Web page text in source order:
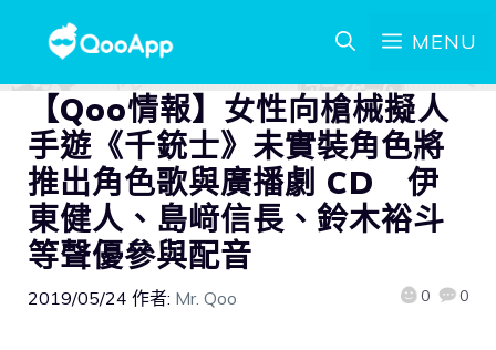
MENU
【Qoo情報】女性向槍械擬人
手遊《千銃士》未實裝角色將
推出角色歌與廣播劇 CD 伊
東健人、島﨑信長、鈴木裕斗
等聲優參與配音
2019/05/24 作者: Mr. Qoo 0 0